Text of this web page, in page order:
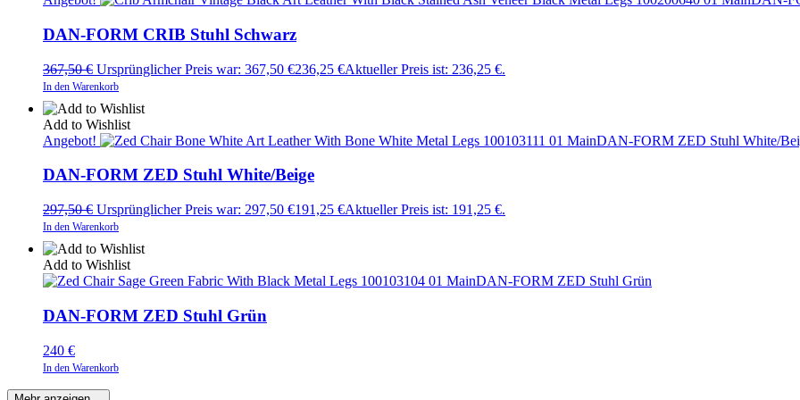
DAN-FORM CRIB Stuhl Schwarz
367,50€ Ursprünglicher Preis war: 367,50 €236,25 €Aktueller Preis ist: 236,25 €.
In den Warenkorb
Add to Wishlist
Angebot!
DAN-FORM ZED Stuhl White/
DAN-FORM ZED Stuhl White/Beige
297,50€ Ursprünglicher Preis war: 297,50 €191,25 €Aktueller Preis ist: 191,25 €.
In den Warenkorb
Add to Wishlist
DAN-FORM ZED Stuhl Grün
DAN-FORM ZED Stuhl Grün
240 €
In den Warenkorb